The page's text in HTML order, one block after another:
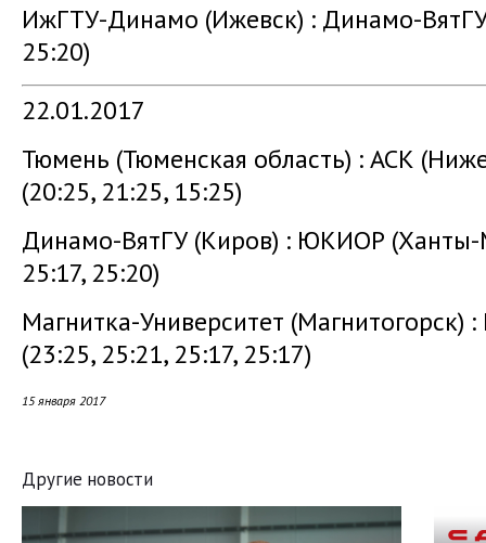
ИжГТУ-Динамо (Ижевск) : Динамо-
25:20)
22.01.2017
Тюмень (Тюменская область) : АСК
(20:25, 21:25, 15:25)
Динамо-ВятГУ (Киров) : ЮКИОР (Ханты-
25:17, 25:20)
Магнитка-Университет
(23:25, 25:21, 25:17, 25:17)
15 января 2017
Другие новости